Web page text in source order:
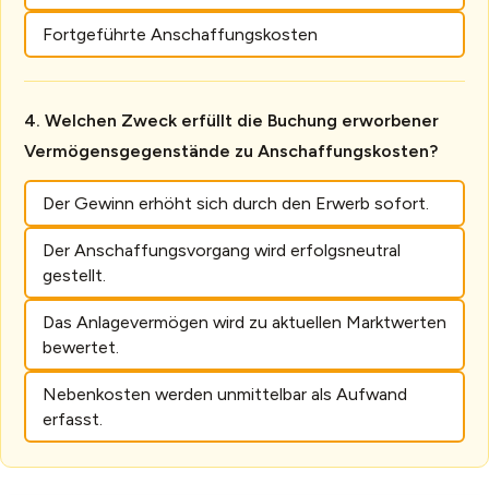
Fortgeführte Anschaffungskosten
Welchen Zweck erfüllt die Buchung erworbener
Vermögensgegenstände zu Anschaffungskosten?
Der Gewinn erhöht sich durch den Erwerb sofort.
Der Anschaffungsvorgang wird erfolgsneutral
gestellt.
Das Anlagevermögen wird zu aktuellen Marktwerten
bewertet.
Nebenkosten werden unmittelbar als Aufwand
erfasst.